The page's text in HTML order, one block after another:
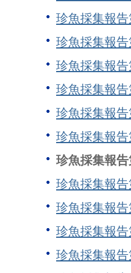
珍魚採集
珍魚採集
珍魚採集
珍魚採集
珍魚採集
珍魚採集
珍魚採集
珍魚採集
珍魚採集
珍魚採集
珍魚採集報